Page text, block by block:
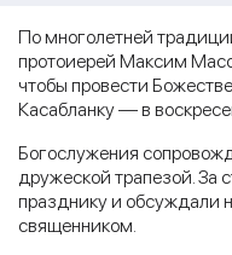
По многолетней
протоиерей Максим
чтобы провести
Касабланку — в
Богослужения
дружеской трапезой. За
празднику и обсуждали
священником.